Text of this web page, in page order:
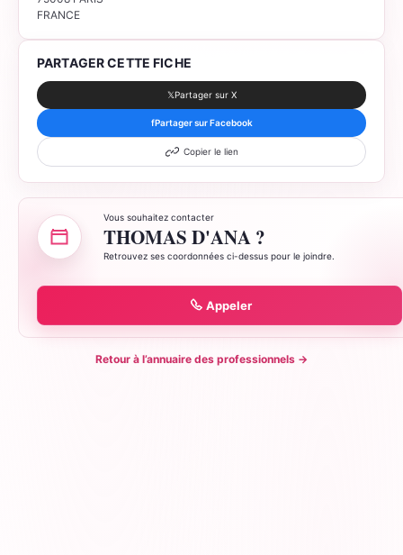
FRANCE
PARTAGER CETTE FICHE
𝕏Partager sur X
fPartager sur Facebook
Copier le lien
Vous souhaitez contacter
THOMAS D'ANA ?
Retrouvez ses coordonnées ci-dessus pour le joindre.
Appeler
Retour à l’annuaire des professionnels →